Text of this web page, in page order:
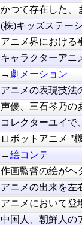
かつて存在した、
(株)キッズステー
アニメ界における
キャラクターアニ
→ 劇メーション
アニメの表現技法
声優、三石琴乃の
コレクターユイで
ロボットアニメ "
→絵コンテ
作画監督の絵がヘ
アニメの出来を左
アニメにおいて登
中国人、朝鮮人の